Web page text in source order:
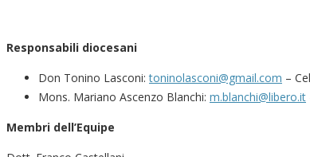
Responsabili diocesani
Don Tonino Lasconi:toninolasconi@gmail.com –
Mons. Mariano Ascenzo Blanchi: m.blanchi@libero.it
Membri dell’Equipe